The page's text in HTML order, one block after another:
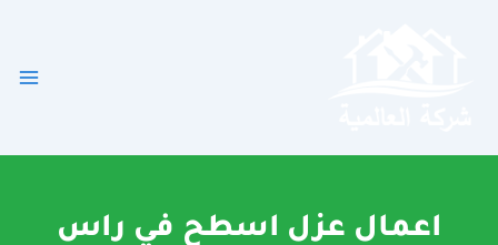
اعمال عزل اسطح في راس